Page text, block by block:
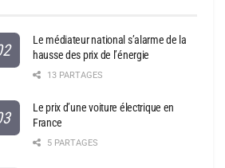
Le médiateur national s’alarme de la
hausse des prix de l’énergie
13 PARTAGES
Le prix d’une voiture électrique en
France
5 PARTAGES